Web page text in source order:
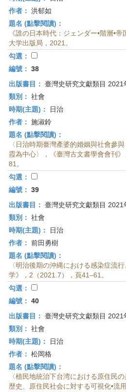
作者： 洪郁如
題名 (點擊閱讀)：
《誰の日本時代：ジェンダー•階層•
大学出版局，2021。
勾選：
編號： 38
出版書目： 臺灣史研究文獻類目 2021
類別： 社會
時期(主題)：
日治
作者： 施淑鈴
題名 (點擊閱讀)：
〈日治時期臺灣產婆的婚姻與社會參
霞為中心〉，《臺灣古文書學會會刊
81。
勾選：
編號： 39
出版書目： 臺灣史研究文獻類目 2021
類別： 社會
時期(主題)：
日治
作者： 前田勇樹
題名 (點擊閱讀)：
〈明治後期の沖縄における感染症流
学》，2（2021.7），頁41–61。
勾選：
編號： 40
出版書目： 臺灣史研究文獻類目 2021
類別： 社會
時期(主題)：
日治
作者： 松岡格
題名 (點擊閱讀)：
〈植民地統治下台湾における原住民
歴史、原住民社会に対する可視化•流